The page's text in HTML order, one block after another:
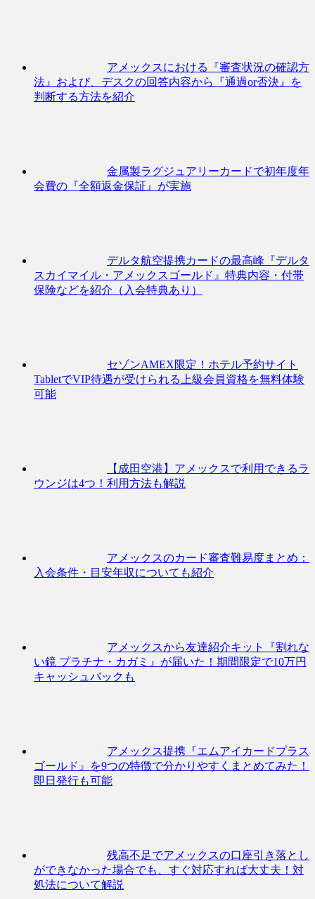
アメックスにおける『審査状況の確認方
法』および、デスクの回答内容から『通過or否決』を
判断する方法を紹介
金属製ラグジュアリーカードで初年度年
会費の『全額返金保証』が実施
デルタ航空提携カードの最高峰『デルタ
スカイマイル・アメックスゴールド』特典内容・付帯
保険などを紹介（入会特典あり）
セゾンAMEX限定！ホテル予約サイト
TabletでVIP待遇が受けられる上級会員資格を無料体験
可能
【成田空港】アメックスで利用できるラ
ウンジは4つ！利用方法も解説
アメックスのカード審査難易度まとめ：
入会条件・目安年収についても紹介
アメックスから友達紹介キット『割れな
い鏡 プラチナ・カガミ』が届いた！期間限定で10万円
キャッシュバックも
アメックス提携『エムアイカードプラス
ゴールド』を9つの特徴で分かりやすくまとめてみた！
即日発行も可能
残高不足でアメックスの口座引き落とし
ができなかった場合でも、すぐ対応すれば大丈夫！対
処法について解説